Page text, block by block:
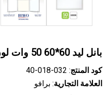
بانل ليد 60*60 50 وات لون الاضاءة أبيض
كود المنتج: ‎40-018-032
العلامة التجارية: برافو